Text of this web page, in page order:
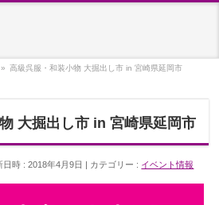
» 高級呉服・和装小物 大掘出し市 in 宮崎県延岡市
大掘出し市 in 宮崎県延岡市
日時 : 2018年4月9日 カテゴリー : イベント情報